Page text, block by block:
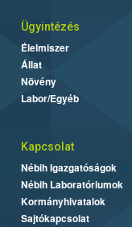
Ügyintézés
Élelmiszer
Állat
Növény
Labor/Egyéb
Kapcsolat
Nébih Igazgatóságok
Nébih Laboratóriumok
Kormányhivatalok
Sajtókapcsolat